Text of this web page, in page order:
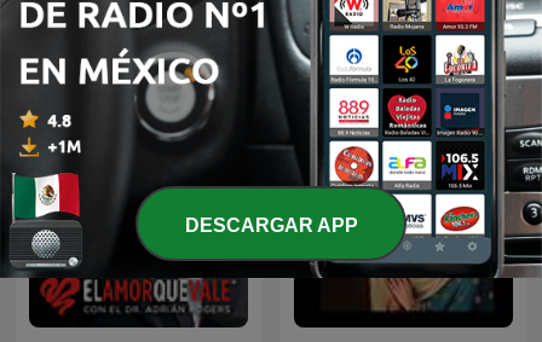
LA DOSIS DIARIA ROKA Predicaciones Cristianas
DESCARGAR APP